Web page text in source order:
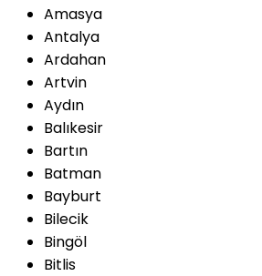
Amasya
Antalya
Ardahan
Artvin
Aydın
Balıkesir
Bartın
Batman
Bayburt
Bilecik
Bingöl
Bitlis